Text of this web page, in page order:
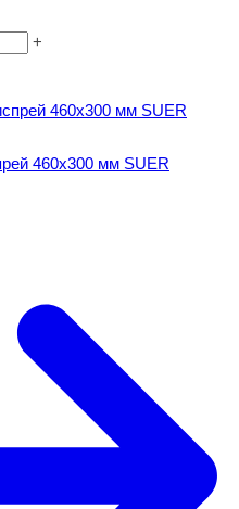
+
460х300 мм SUER
460х300 мм SUER